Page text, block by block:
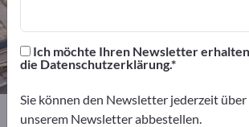
8 1
Exportpages Baugewerbe
Ich möchte Ihren Newsletter
die Datenschutzerklärung.
Sie können den Newsletter jederzeit über
unserem Newsletter abbestellen.